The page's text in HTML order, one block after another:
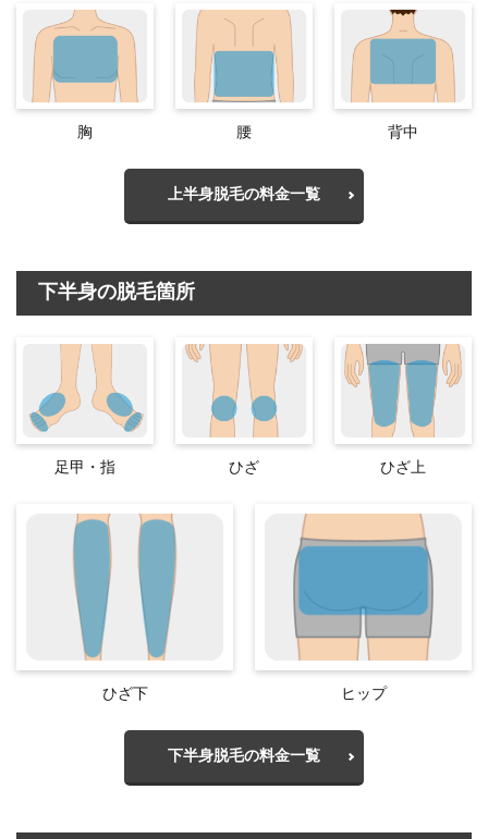
胸 腰 背中
上半身脱毛の料金一覧
下半身の脱毛箇所
足甲・指 ひざ ひざ上
ひざ下 ヒップ
下半身脱毛の料金一覧